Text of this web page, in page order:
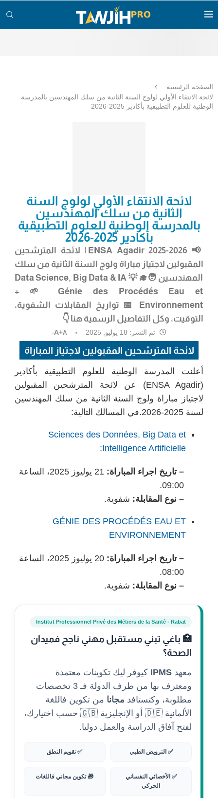
الصفحة الرئيسية
لائحة الانتقاء الأولي لولوج السنة الثانية من سلك المهندسين بالمدرسة
الوطنية للعلوم التطبيقية بأكادير 2025-2026
لائحة الانتقاء الأولي لولوج السنة
الثانية من سلك المهندسين
بالمدرسة الوطنية للعلوم التطبيقية
بأكادير 2025-2026
📢
ENSA Agadir 2025-2026 | لائحة المترشحين
المقبولين لاجتياز مباراة ولوج السنة الثانية من سلك
المهندسين 🧑‍🎓 💡 Data Science, Big Data & IA
+ 🌱 Génie des Procédés Eau et
Environnement 📅 تواريخ المقابلات الشفوية،
التوقيت، وكل التفاصيل الرسمية هنا 👇
تم النشر: A+A-
لائحة المترشحين المقبولين لاجتياز المباراة
أعلنت المدرسة الوطنية للعلوم التطبيقية بأكادير
(ENSA Agadir) عن لائحة المترشحين المقبولين
لاجتياز مباراة ولوج السنة الثانية من سلك المهندسين
لسنة 2025-2026.في المسالك التالية:
Sciences des Données, Big Data et
Intelligence Artificielle
:
– تاريخ اجراء المباراة:
21 يوليوز 2025، الساعة
09:00.
– نوع المقابلة: شفوية.
GÉNIE DES PROCÉDÉS EAU ET
ENVIRONNEMENT
– تاريخ اجراء المباراة:
20 يوليوز 2025، الساعة
08:00.
– نوع المقابلة: شفوية.
Institut Professionnel Privé des Métiers de la Santé - Rabat
🏥 باغي تبني مستقبل مهني ناجح فميدان
الصحة؟
معهد IPMS كيوفر ليك تكوينات معتمدة
ومعترف بها من طرف الدولة فـ 3 تخصصات
مطلوبة، وكتستافد مجانا من تكوين فاللغة
الألمانية 🇩🇪 أو الإنجليزية 🇬🇧 حسب اختيارك،
لفتح آفاق الدراسة والعمل دوليا.
✅ الترويض الطبي ✅ تقويم النطق
✅ الأخصائي النفساني
الحركي
🎁 تكوين مجاني فاللغات